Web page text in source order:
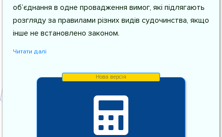
об’єднання в одне провадження вимог, які підлягають
розгляду за правилами різних видів судочинства, якщо
інше не встановлено законом.
Читати далі